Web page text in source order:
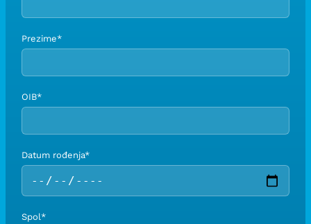
Prezime*
OIB*
Datum rođenja*
Spol*